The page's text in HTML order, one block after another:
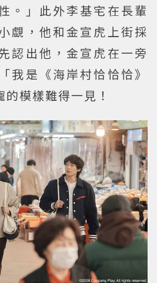
。」此外李基宅在長輩
覷，他和金宣虎上街採
認出他，金宣虎在一旁
我是《海岸村恰恰恰》
模樣難得一見！